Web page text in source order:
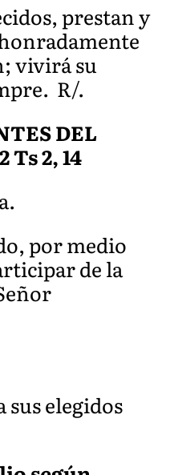
prestan y
vivirá su
R/.
DEL
Ts 2, 14
por medio
de la
sus elegidos